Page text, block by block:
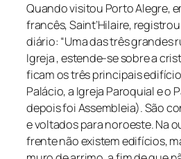
Quando visitou Porto Alegre,
francês, Saint’Hilaire,
diário: “Uma das três grandes
Igreja , estende-se sobre a
ficam os três principais
Palácio, a Igreja Paroquial e o
depois foi Assembleia). São
e voltados para noroeste. Na
frente não existem edifícios,